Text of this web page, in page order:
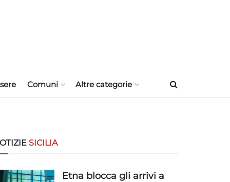
Comuni Altre categorie
SICILIA
Etna blocca gli arrivi a